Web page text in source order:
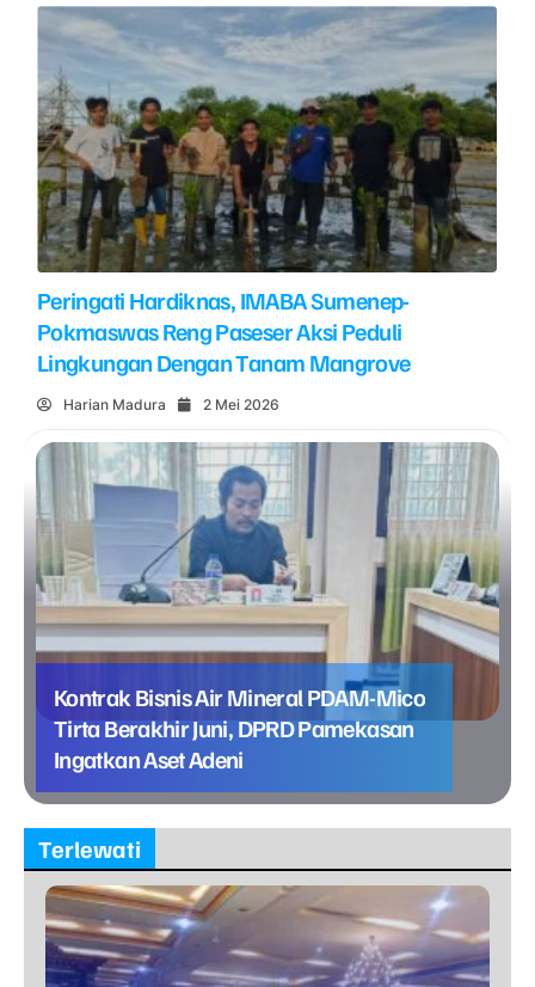
Peringati Hardiknas, IMABA Sumenep-
Pokmaswas Reng Paseser Aksi Peduli
Lingkungan Dengan Tanam Mangrove
Harian Madura 2 Mei 2026
Kontrak Bisnis Air Mineral PDAM-Mico
Tirta Berakhir Juni, DPRD Pamekasan
Ingatkan Aset Adeni
Terlewati